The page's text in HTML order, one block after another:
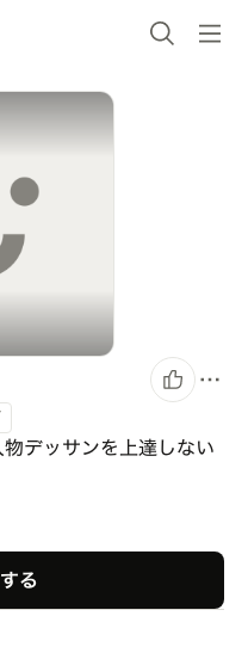
デッサンを上達しない
る